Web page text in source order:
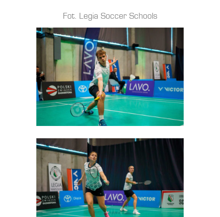
Fot. Legia Soccer Schools